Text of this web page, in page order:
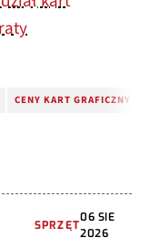
CENY KART GRAFICZNYCH
SPRZĘT
06 SIE
2026